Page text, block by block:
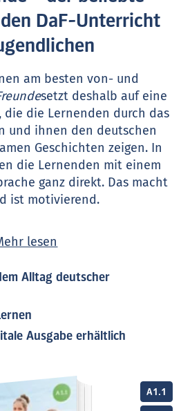
A1.1
DaF-Unterricht
am besten von- und
setzt deshalb auf eine
die die Lernenden durch das
und ihnen den deutschen
Geschichten zeigen. In
die Lernenden mit einem
ganz direkt. Das macht
ist motivierend.
ein Lehrwerk für den
dem sich auch in wenigen
und erfolgreich
lässt.
lesen
Alltag deutscher
Ausgabe erhältlich